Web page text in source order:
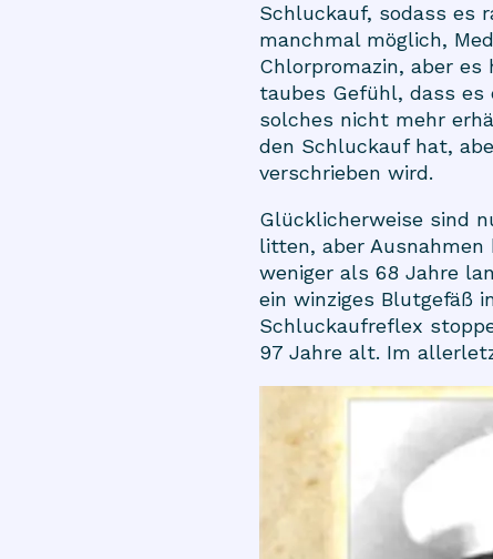
Schluckauf, sodass es
manchmal möglich,
Chlorpromazin, aber
taubes Gefühl, dass
solches nicht mehr
den Schluckauf hat,
verschrieben wird.
Glücklicherweise sind
litten, aber Ausnahmen
weniger als 68 Jahre
ein winziges Blutgefäß
Schluckaufreflex
97 Jahre alt. Im